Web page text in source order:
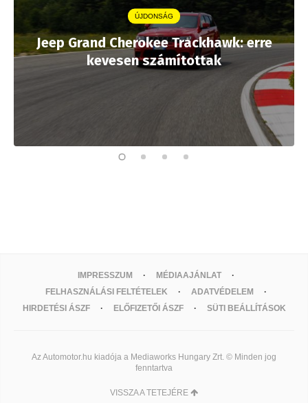
ÚJDONSÁG
Jeep Grand Cherokee Trackhawk: erre
kevesen számítottak
IMPRESSZUM
MÉDIAAJÁNLAT
FELHASZNÁLÁSI FELTÉTELEK
ADATVÉDELEM
HIRDETÉSI ÁSZF
ELŐFIZETŐI ÁSZF SÜTI BEÁLLÍTÁSOK
Az Automotor.hu kiadója a Mediaworks Hungary Zrt. © Minden jog
fenntartva
VISSZA A TETEJÉRE